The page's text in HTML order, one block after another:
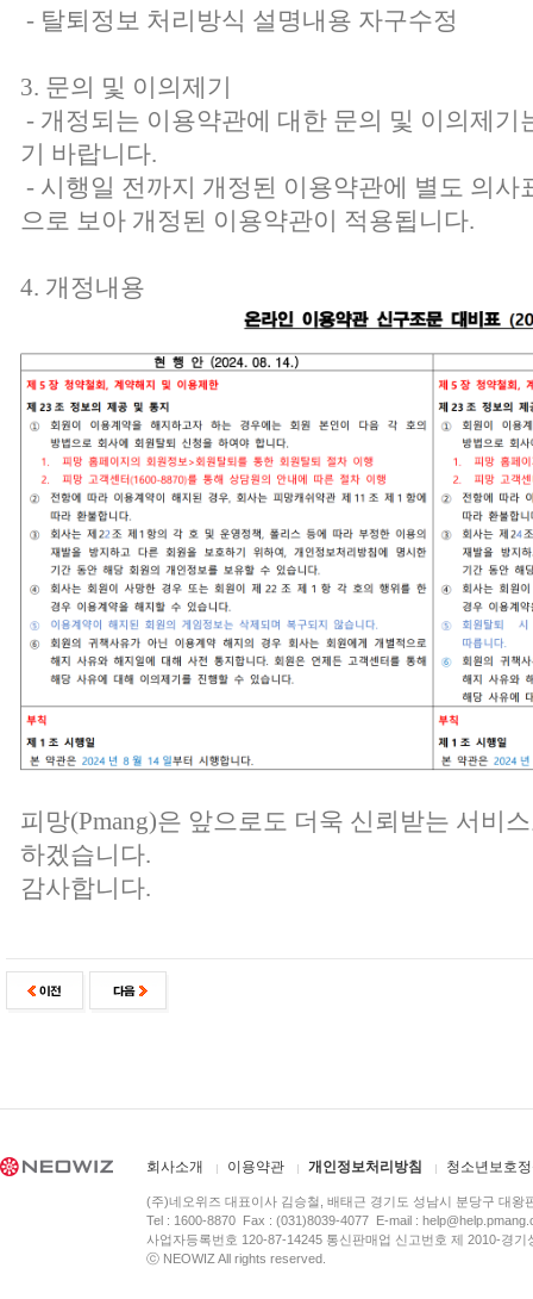
- 탈퇴정보 처리방식 설명내용 자구수정
3. 문의 및 이의제기
- 개정되는 이용약관에 대한 문의 및 이의제기
기 바랍니다.
- 시행일 전까지 개정된 이용약관에 별도 의사
으로 보아 개정된 이용약관이 적용됩니다.
4. 개정내용
피망(Pmang)은 앞으로도 더욱 신뢰받는 서비
하겠습니다.
감사합니다.
회사소개 이용약관 개인정보처리방침 청소년보호
(주)네오위즈 대표이사 김승철, 배태근 경기도 성남시 분당구 대왕
Tel : 1600-8870 Fax : (031)8039-4077 E-mail :
사업자등록번호 120-87-14245 통신판매업 신고번호 제 2010-경
ⓒ NEOWIZ All rights reserved.